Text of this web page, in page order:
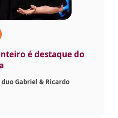
é destaque do
Gabriel & Ricardo